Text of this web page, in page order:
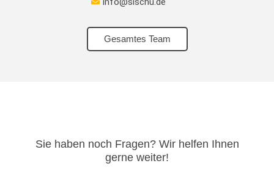
Gesamtes Team
Sie haben noch Fragen? Wir helfen Ihnen
gerne weiter!​